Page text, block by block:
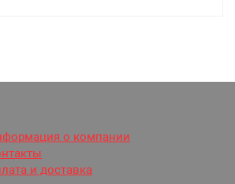
о компании
и доставка